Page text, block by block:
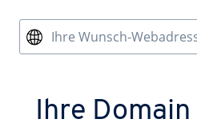
Ihre Wunsch-
Ihre